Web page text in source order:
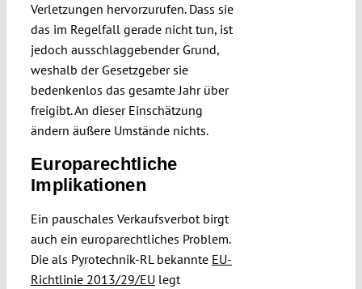
Verletzungen hervorzurufen. Dass sie
das im Regelfall gerade nicht tun, ist
jedoch ausschlaggebender Grund,
weshalb der Gesetzgeber sie
bedenkenlos das gesamte Jahr über
freigibt. An dieser Einschätzung
ändern äußere Umstände nichts.
Europarechtliche
Implikationen
Ein pauschales Verkaufsverbot birgt
auch ein europarechtliches Problem.
Die als Pyrotechnik-RL bekannte EU-
Richtlinie 2013/29/EU legt